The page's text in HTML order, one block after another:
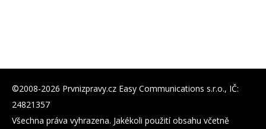
©2008-2026 Prvnizpravy.cz Easy Communications s.r.o., IČ:
24821357
Všechna práva vyhrazena. Jakékoli použití obsahu včetně